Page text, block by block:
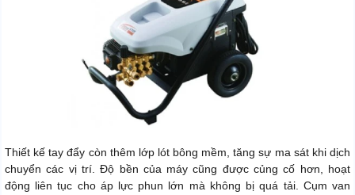
Thiết kế tay đẩy còn thêm lớp lót bông mềm, tăng sự ma sát khi dịch
chuyển các vị trí. Độ bền của máy cũng được củng cố hơn, hoạt
động liên tục cho áp lực phun lớn mà không bị quá tải. Cụm van